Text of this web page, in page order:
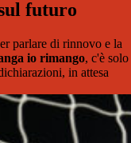
futuro
parlare di rinnovo e la
io rimango, c'è solo
in attesa